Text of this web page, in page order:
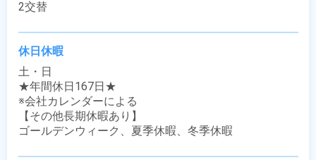
2交替
休日休暇
土・日
★年間休日167日★
※会社カレンダーによる
【その他長期休暇あり】
ゴールデンウィーク、夏季休暇、冬季休暇